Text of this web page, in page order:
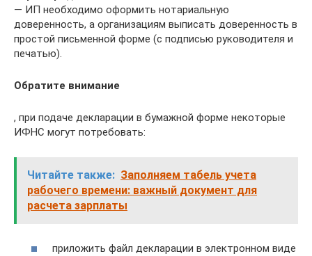
— ИП необходимо оформить нотариальную
доверенность, а организациям выписать доверенность в
простой письменной форме (с подписью руководителя и
печатью).
Обратите внимание
, при подаче декларации в бумажной форме некоторые
ИФНС могут потребовать:
Читайте также: Заполняем табель учета
рабочего времени: важный документ для
расчета зарплаты
приложить файл декларации в электронном виде